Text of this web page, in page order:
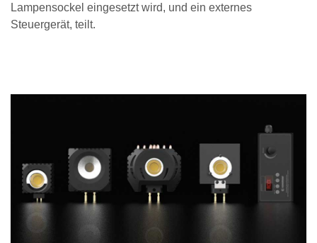
Lampensockel eingesetzt wird, und ein externes
Steuergerät, teilt.